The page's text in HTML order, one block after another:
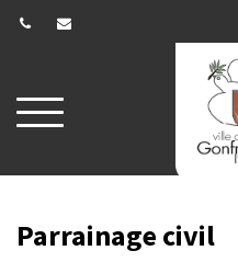
Aller
à
navigation
Parrainage civil